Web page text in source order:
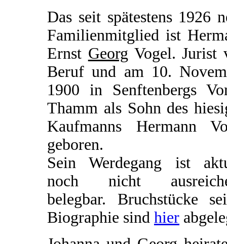
Das seit spätestens 1926
Familienmitglied ist
Ernst Georg Vogel. Jurist
Beruf und am 10.
1900 in Senftenbergs
Thamm als Sohn des
Kaufmanns Hermann
geboren.
Sein Werdegang ist
noch nicht
belegbar. Bruchstücke
Biographie sind hier